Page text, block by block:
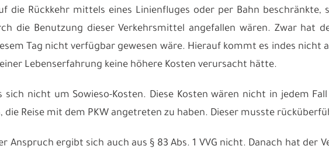
die Rückkehr mittels eines Linienfluges oder per Bahn beschränkte,
die Benutzung dieser Verkehrsmittel angefallen wären. Zwar hat
Tag nicht verfügbar gewesen wäre. Hierauf kommt es indes nicht
Lebenserfahrung keine höhere Kosten verursacht hätte.
sich nicht um Sowieso-Kosten. Diese Kosten wären nicht in jedem
die Reise mit dem PKW angetreten zu haben. Dieser musste
Anspruch ergibt sich auch aus § 83 Abs. 1 VVG nicht. Danach hat der